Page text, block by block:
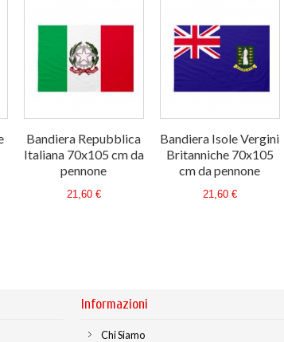
Bandiera Repubblica
Italiana 70x105 cm da
pennone
21,60 €
Bandiera Isole Vergini
Britanniche 70x105
cm da pennone
21,60 €
Informazioni
Chi Siamo